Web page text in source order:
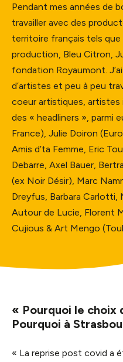
Pendant mes années de
travailler avec des
territoire français tels
production, Bleu Citron,
fondation Royaumont.
d’artistes et peu à peu
coeur artistiques, artistes
des « headliners », parmi
France), Julie Doiron
Amis d’ta Femme, Eric
Debarre, Axel Bauer,
(ex Noir Désir), Marc
Dreyfus, Barbara Carlotti,
Autour de Lucie, Florent
Cujious & Art Mengo
« Pourquoi le choix
Pourquoi à
« La reprise post covid a